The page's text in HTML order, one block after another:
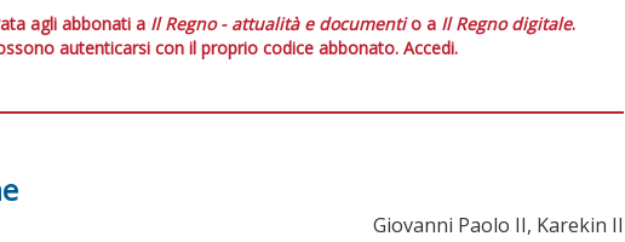
agli abbonati a Il Regno - attualità e documentio a Il Regno digitale.
autenticarsi con il proprio codice abbonato. Accedi.
Giovanni Paolo II, Karekin II